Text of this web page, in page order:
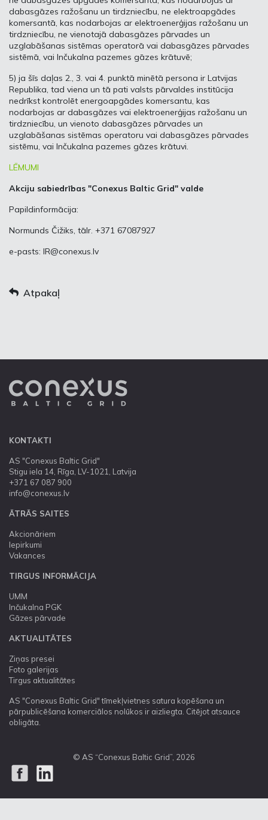
dabasgāzes ražošanu un tirdzniecību, ne elektroapgādes
komersantā, kas nodarbojas ar elektroenerģijas ražošanu un
tirdzniecību, ne vienotajā dabasgāzes pārvades un
uzglabāšanas sistēmas operatorā vai dabasgāzes pārvades
sistēmā, vai Inčukalna pazemes gāzes krātuvē;
5) ja šīs daļas 2., 3. vai 4. punktā minētā persona ir Latvijas
Republika, tad viena un tā pati valsts pārvaldes institūcija
nedrīkst kontrolēt energoapgādes komersantu, kas
nodarbojas ar dabasgāzes vai elektroenerģijas ražošanu un
tirdzniecību, un vienoto dabasgāzes pārvades un
uzglabāšanas sistēmas operatoru vai dabasgāzes pārvades
sistēmu, vai Inčukalna pazemes gāzes krātuvi.
LĒMUMI
Akciju sabiedrības "Conexus Baltic Grid" valde
Papildinformācija:
Normunds Čižiks, tālr. +371 67087927
e-pasts: IR@conexus.lv
Atpakaļ
KONTAKTI
AS "Conexus Baltic Grid"
Stigu iela 14, Rīga, LV-1021, Latvija
+371 67 087 900
info@conexus.lv
ĀTRĀS SAITES
Akcionāriem
Iepirkumi
Vakances
TIRGUS INFORMĀCIJA
UMM
Inčukalna PGK
Gāzes pārvade
AKTUALITĀTES
Ziņas presei
Foto galerijas
Tirgus aktualitātes
AS "Conexus Baltic Grid" tīmekļvietnes satura kopēšana un
pārpublicēšana komerciālos nolūkos ir aizliegta. Citējot atsauce
obligāta.
© AS “Conexus Baltic Grid”, 2026